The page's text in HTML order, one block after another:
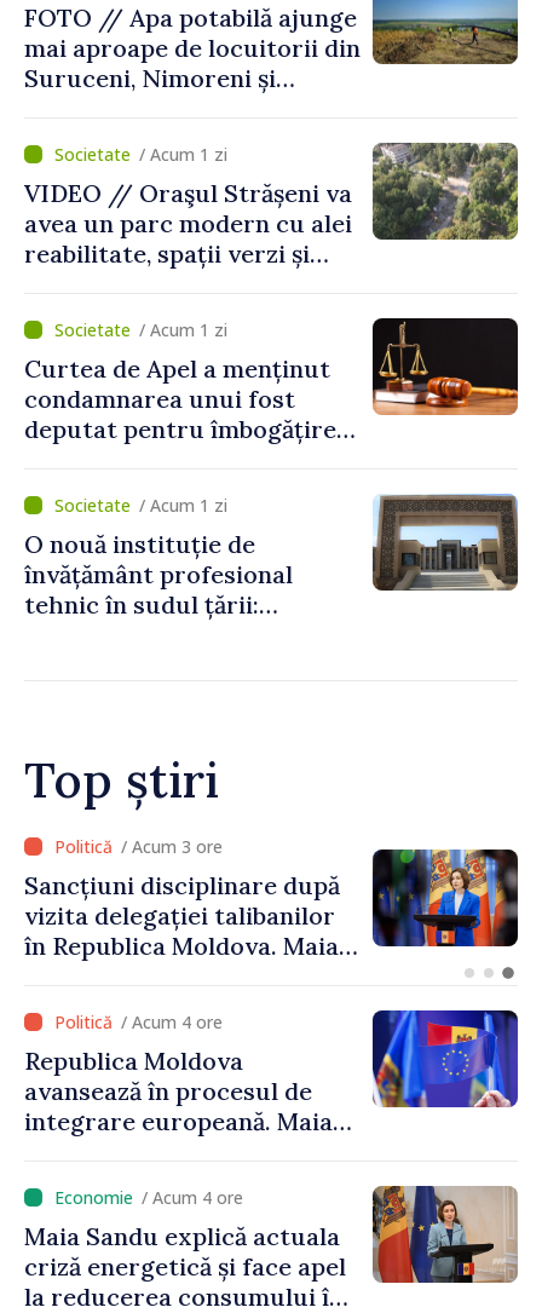
FOTO // Apa potabilă ajunge
mai aproape de locuitorii din
Suruceni, Nimoreni și
/ Acum 1 zi
VIDEO // Oraşul Strășeni va
avea un parc modern cu alei
reabilitate, spații verzi și
/ Acum 1 zi
Curtea de Apel a menținut
condamnarea unui fost
deputat pentru îmbogățire
statului peste 2,4 milioane
de lei
/ Acum 1 zi
O nouă instituție de
învățământ profesional
tehnic în sudul țării:
Top știri
/ Acum 2 ore
Adunarea Populară a
Găgăuziei trebuie să aibă un
mandat deplin. Președinta
libere și corecte””
/ Acum 4 ore
Republica Moldova
avansează în procesul de
integrare europeană. Maia
niciun stat”
/ Acum 4 ore
Maia Sandu explică actuala
criză energetică și face apel
la reducerea consumului în